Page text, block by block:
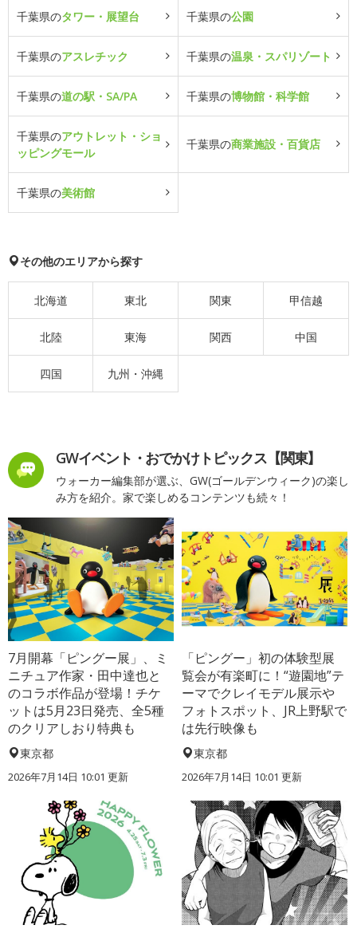
千葉県のタワー・展望台 千葉県の公園
千葉県のアスレチック 千葉県の温泉・スパリゾート
千葉県の道の駅・SA/PA 千葉県の博物館・科学館
千葉県のアウトレット・ショ
ッピングモール
千葉県の商業施設・百貨店
千葉県の美術館
その他のエリアから探す
北海道 東北 関東 甲信越
北陸 東海 関西 中国
四国 九州・沖縄
GWイベント・おでかけトピックス【関東】
ウォーカー編集部が選ぶ、GW(ゴールデンウィーク)の楽し
み方を紹介。家で楽しめるコンテンツも続々！
7月開幕「ピングー展」、ミ
ニチュア作家・田中達也と
のコラボ作品が登場！チケ
ットは5月23日発売、全5種
のクリアしおり特典も
東京都
2026年7月14日 10:01 更新
「ピングー」初の体験型展
覧会が有楽町に！“遊園地”テ
ーマでクレイモデル展示や
フォトスポット、JR上野駅で
は先行映像も
東京都
2026年7月14日 10:01 更新